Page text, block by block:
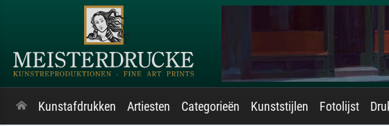
Kunstafdrukken Artiesten Categorieën Kunststijlen Fotolijst